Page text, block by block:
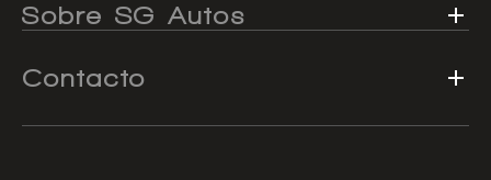
Sobre SG Autos
Contacto